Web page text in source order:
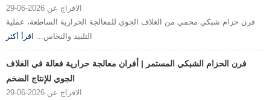
الافراج عن 2026-06-29
فرن حزام شبكي محمي من الغلاف الجوي للمعالجة الحرارية الساطعة، عملية
التلبيد والنحاس... اقرأ أكثر
فرن الحزام الشبكي المستمر | أفران معالجة حرارية فعالة في الغلاف
الجوي للإنتاج الضخم
الافراج عن 2026-06-29